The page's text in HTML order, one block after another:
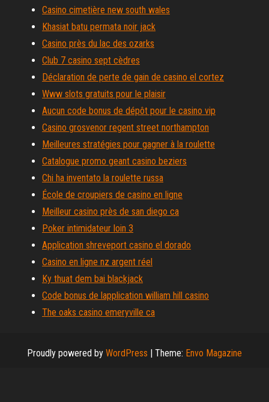
Casino cimetière new south wales
Khasiat batu permata noir jack
Casino près du lac des ozarks
Club 7 casino sept cèdres
Déclaration de perte de gain de casino el cortez
Www slots gratuits pour le plaisir
Aucun code bonus de dépôt pour le casino vip
Casino grosvenor regent street northampton
Meilleures stratégies pour gagner à la roulette
Catalogue promo geant casino beziers
Chi ha inventato la roulette russa
École de croupiers de casino en ligne
Meilleur casino près de san diego ca
Poker intimidateur loin 3
Application shreveport casino el dorado
Casino en ligne nz argent réel
Ky thuat dem bai blackjack
Code bonus de lapplication william hill casino
The oaks casino emeryville ca
Proudly powered by WordPress | Theme: Envo Magazine